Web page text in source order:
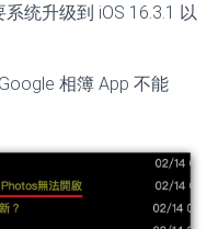
统升级到 iOS 16.3.1 以
相簿 App 不能